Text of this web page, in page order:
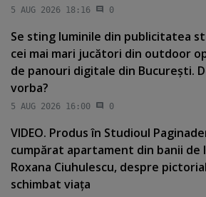
5 AUG 2026 18:16 0
Se sting luminile din publicitatea
cei mai mari jucători din outdoor
de panouri digitale din Bucureşti.
vorba?
5 AUG 2026 16:00 0
VIDEO. Produs în Studioul
cumpărat apartament din banii de
Roxana Ciuhulescu, despre
schimbat viaţa